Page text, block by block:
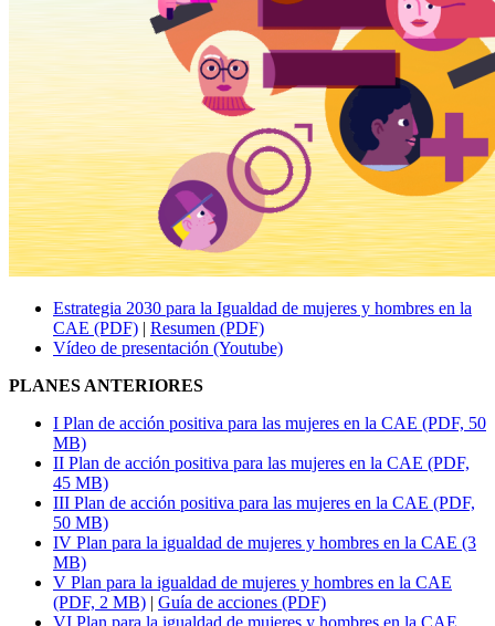
Estrategia 2030 para la Igualdad de mujeres y hombres en la
CAE (PDF) | Resumen (PDF)
Vídeo de presentación (Youtube)
PLANES ANTERIORES
I Plan de acción positiva para las mujeres en la CAE (PDF, 50
MB)
II Plan de acción positiva para las mujeres en la CAE (PDF,
45 MB)
III Plan de acción positiva para las mujeres en la CAE (PDF,
50 MB)
IV Plan para la igualdad de mujeres y hombres en la CAE (3
MB)
V Plan para la igualdad de mujeres y hombres en la CAE
(PDF, 2 MB) | Guía de acciones (PDF)
VI Plan para la igualdad de mujeres y hombres en la CAE